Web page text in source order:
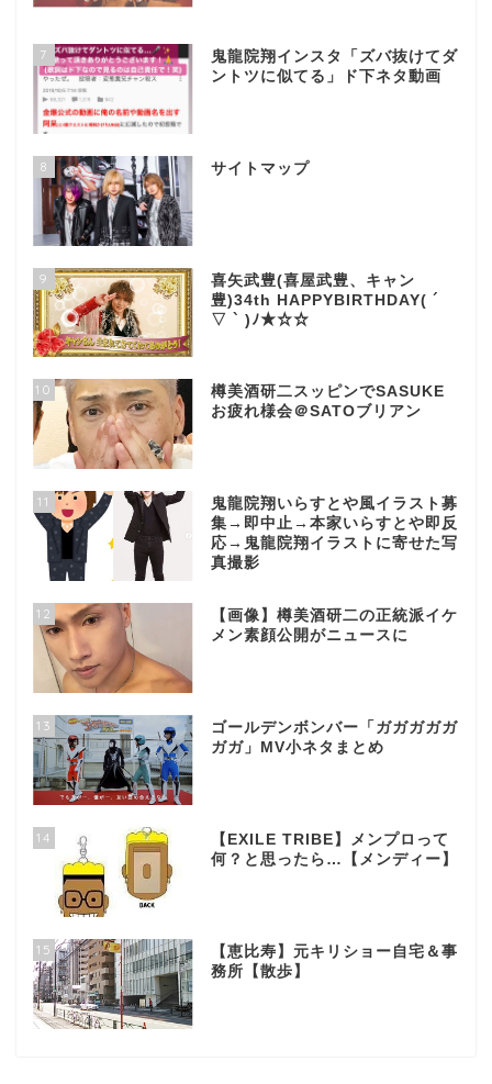
7
鬼龍院翔インスタ「ズバ抜けてダ
ントツに似てる」ド下ネタ動画
8 サイトマップ
9
喜矢武豊(喜屋武豊、キャン
豊)34th HAPPYBIRTHDAY( ´
▽ ` )ﾉ★☆☆
10
樽美酒研二スッピンでSASUKE
お疲れ様会＠SATOブリアン
11
鬼龍院翔いらすとや風イラスト募
集→即中止→本家いらすとや即反
応→鬼龍院翔イラストに寄せた写
真撮影
12
【画像】樽美酒研二の正統派イケ
メン素顔公開がニュースに
13
ゴールデンボンバー「ガガガガガ
ガガ」MV小ネタまとめ
14
【EXILE TRIBE】メンプロって
何？と思ったら…【メンディー】
15
【恵比寿】元キリショー自宅＆事
務所【散歩】